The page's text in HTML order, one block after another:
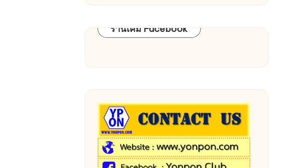
ร้านเคมี Facebook